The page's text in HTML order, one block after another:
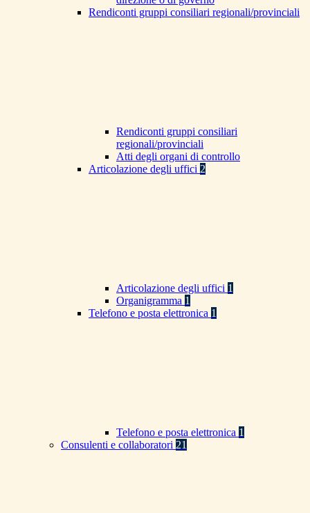
Rendiconti gruppi consiliari regionali/provinciali
Rendiconti gruppi consiliari
regionali/provinciali
Atti degli organi di controllo
Articolazione degli uffici 2
Articolazione degli uffici 1
Organigramma 1
Telefono e posta elettronica 1
Telefono e posta elettronica 1
Consulenti e collaboratori 21